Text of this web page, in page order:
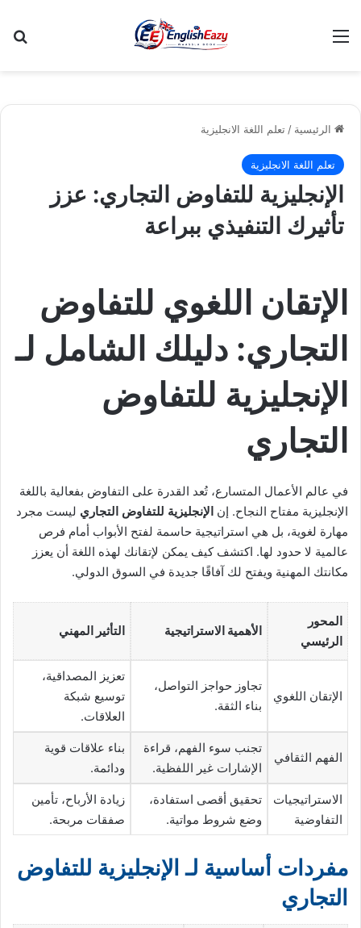
القائمة
الرئيسية / تعلم اللغة الانجليزية
تعلم اللغة الانجليزية
الإنجليزية للتفاوض التجاري: عزز
تأثيرك التنفيذي ببراعة
الإتقان اللغوي للتفاوض
التجاري: دليلك الشامل لـ
الإنجليزية للتفاوض
التجاري
في عالم الأعمال المتسارع، تُعد القدرة على التفاوض بفعالية باللغة
الإنجليزية مفتاح النجاح. إن الإنجليزية للتفاوض التجاري ليست مجرد
مهارة لغوية، بل هي استراتيجية حاسمة لفتح الأبواب أمام فرص
عالمية لا حدود لها. اكتشف كيف يمكن لإتقانك لهذه اللغة أن يعزز
مكانتك المهنية ويفتح لك آفاقًا جديدة في السوق الدولي.
المحور
الرئيسي
الأهمية الاستراتيجية التأثير المهني
الإتقان اللغوي
تجاوز حواجز التواصل،
بناء الثقة.
تعزيز المصداقية،
توسيع شبكة
العلاقات.
الفهم الثقافي
تجنب سوء الفهم، قراءة
الإشارات غير اللفظية.
بناء علاقات قوية
ودائمة.
الاستراتيجيات
التفاوضية
تحقيق أقصى استفادة،
وضع شروط مواتية.
زيادة الأرباح، تأمين
صفقات مربحة.
مفردات أساسية لـ الإنجليزية للتفاوض
التجاري